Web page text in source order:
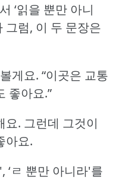
‘읽을 뿐만 아니
그럼, 이 두 문장은
게요. “이곳은 교통
좋아요.”
요. 그런데 그것이
아요.
‘ㄹ 뿐만 아니라'를